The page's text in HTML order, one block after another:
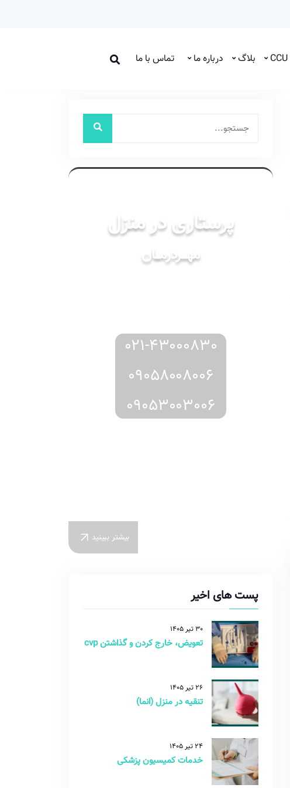
بلاگ درباره ما تماس با ما
پرستاری در منزل
مهـــردرمـــان
021-43000830
09058008006
09053003006
بیشتر ببینید
پست های اخیر
30 تیر 1405
تعویض، خارج کردن و گذاشتن cvp
26 تیر 1405
تنقیه در منزل (انما)
24 تیر 1405
خدمات کمیسیون پزشکی